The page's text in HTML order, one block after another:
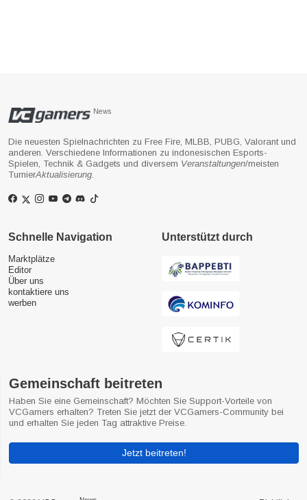
News
Die neuesten Spielnachrichten zu Free Fire, MLBB, PUBG, Valorant und
anderen. Verschiedene Informationen zu indonesischen Esports-
Spielen, Technik & Gadgets und diversem Veranstaltungen/meisten
TurnierAktualisierung
Schnelle Navigation
Marktplätze
Editor
Über uns
kontaktiere uns
werben
Unterstützt durch
Gemeinschaft beitreten
Haben Sie eine Gemeinschaft? Möchten Sie Support-Vorteile von
VCGamers erhalten? Treten Sie jetzt der VCGamers-Community bei
und erhalten Sie jeden Tag attraktive Preise.
Jetzt beitreten!